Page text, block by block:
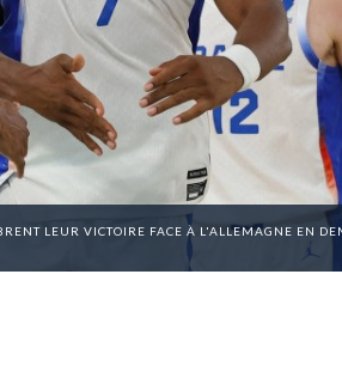
LEUR VICTOIRE FACE À L'ALLEMAGNE EN